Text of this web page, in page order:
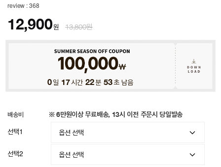
review : 368
12,900원 13,800원
0일 17시간 22분 50초 남음
배송비 ※ 6만원이상 무료배송, 13시 이전 주문시 당일발송
선택1
선택2